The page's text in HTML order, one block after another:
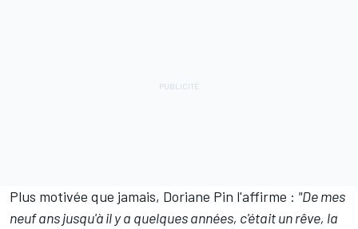
Plus motivée que jamais, Doriane Pin l'affirme : "De mes
neuf ans jusqu'à il y a quelques années, c'était un rêve, la